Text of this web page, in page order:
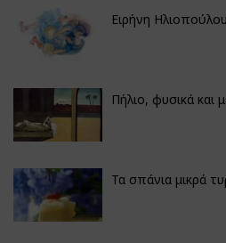
Ειρήνη
Πήλιο, φυσικά και
Τα σπάνια μικρά